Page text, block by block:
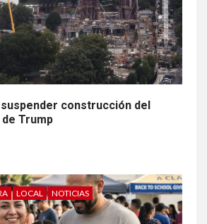
construcción del
Trump
LOCAL NOTICIAS